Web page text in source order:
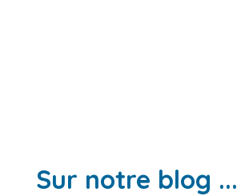
Sur notre blog ...